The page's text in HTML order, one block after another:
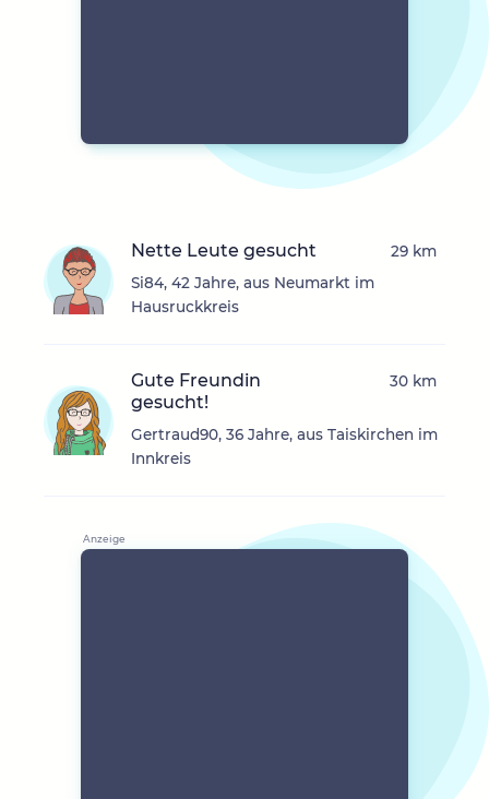
Nette Leute gesucht
Si84, 42 Jahre, aus Neumarkt im
Hausruckkreis
29 km
Gute Freundin
gesucht!
Gertraud90, 36 Jahre, aus Taiskirchen im
Innkreis
30 km